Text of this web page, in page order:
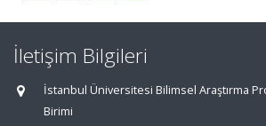
İletişim Bilgileri
İstanbul Üniversitesi Bilimsel Araştırma
Birimi